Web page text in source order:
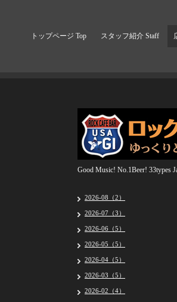
トップページ Top スタッフ紹介 Staff
Good Music! No.1Beer! 33types
2026-08（2）
2026-07（3）
2026-06（5）
2026-05（5）
2026-04（5）
2026-03（5）
2026-02（4）